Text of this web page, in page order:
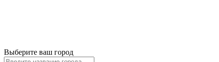
Выберите ваш город